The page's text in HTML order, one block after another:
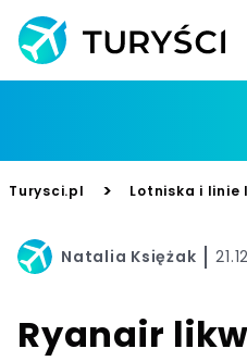
Turysci.pl > Lotniska i linie
Natalia Księżak
Ryanair